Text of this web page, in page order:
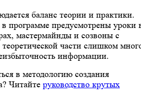
баланс теории и практики.
программе предусмотрены уроки
мастермайнды и созвоны с
части слишком
информации.
в методологию создания
Читайте руководство крутых